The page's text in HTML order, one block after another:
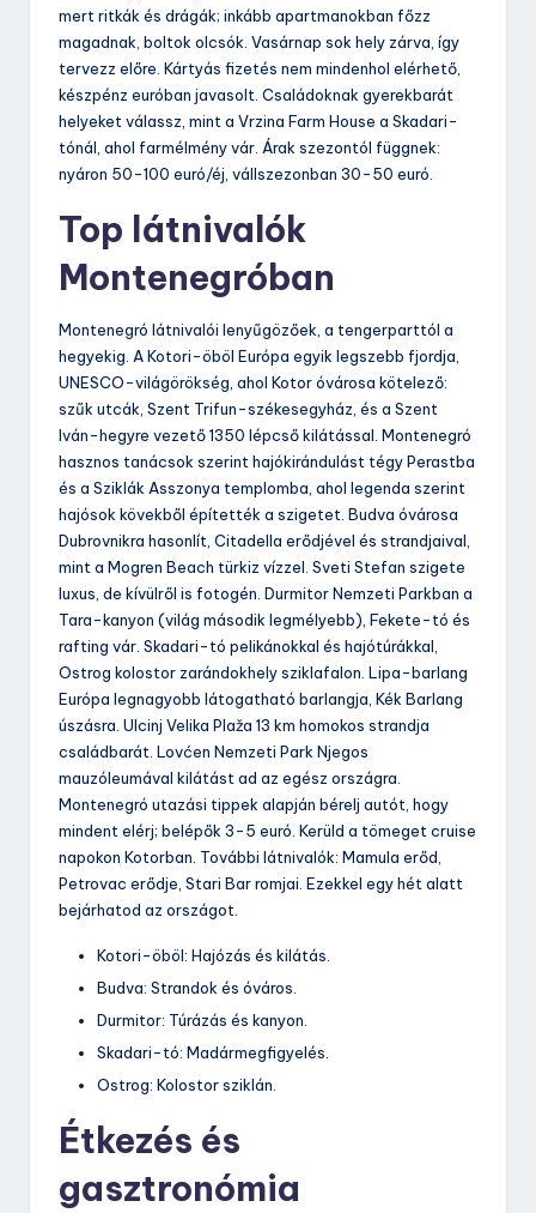
mert ritkák és drágák; inkább apartmanokban főzz
magadnak, boltok olcsók. Vasárnap sok hely zárva, így
tervezz előre. Kártyás fizetés nem mindenhol elérhető,
készpénz euróban javasolt. Családoknak gyerekbarát
helyeket válassz, mint a Vrzina Farm House a Skadari-
tónál, ahol farmélmény vár. Árak szezontól függnek:
nyáron 50-100 euró/éj, vállszezonban 30-50 euró.
Top látnivalók
Montenegróban
Montenegró látnivalói lenyűgözőek, a tengerparttól a
hegyekig. A Kotori-öböl Európa egyik legszebb fjordja,
UNESCO-világörökség, ahol Kotor óvárosa kötelező:
szűk utcák, Szent Trifun-székesegyház, és a Szent
Iván-hegyre vezető 1350 lépcső kilátással. Montenegró
hasznos tanácsok szerint hajókirándulást tégy Perastba
és a Sziklák Asszonya templomba, ahol legenda szerint
hajósok kövekből építették a szigetet. Budva óvárosa
Dubrovnikra hasonlít, Citadella erődjével és strandjaival,
mint a Mogren Beach türkiz vízzel. Sveti Stefan szigete
luxus, de kívülről is fotogén. Durmitor Nemzeti Parkban a
Tara-kanyon (világ második legmélyebb), Fekete-tó és
rafting vár. Skadari-tó pelikánokkal és hajótúrákkal,
Ostrog kolostor zarándokhely sziklafalon. Lipa-barlang
Európa legnagyobb látogatható barlangja, Kék Barlang
úszásra. Ulcinj Velika Plaža 13 km homokos strandja
családbarát. Lovćen Nemzeti Park Njegos
mauzóleumával kilátást ad az egész országra.
Montenegró utazási tippek alapján bérelj autót, hogy
mindent elérj; belépők 3-5 euró. Kerüld a tömeget cruise
napokon Kotorban. További látnivalók: Mamula erőd,
Petrovac erődje, Stari Bar romjai. Ezekkel egy hét alatt
bejárhatod az országot.
Kotori-öböl: Hajózás és kilátás.
Budva: Strandok és óváros.
Durmitor: Túrázás és kanyon.
Skadari-tó: Madármegfigyelés.
Ostrog: Kolostor sziklán.
Étkezés és
gasztronómia